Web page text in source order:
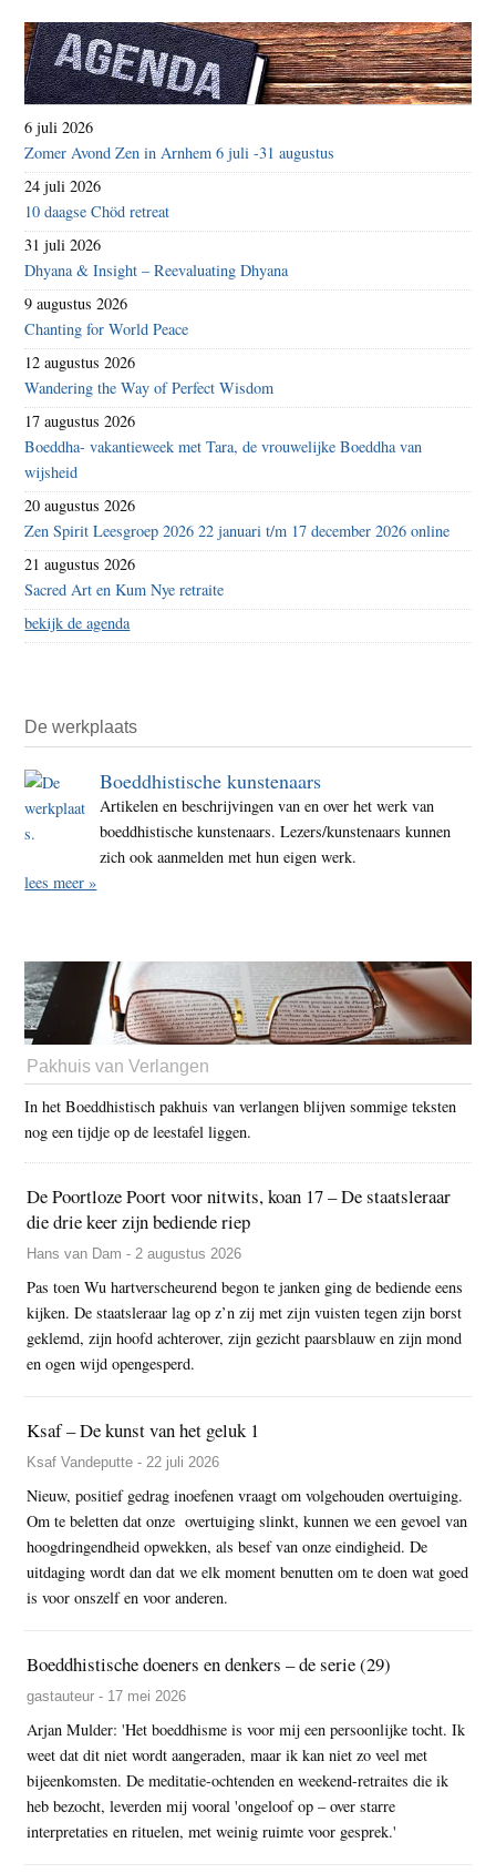
6 juli 2026
Zomer Avond Zen in Arnhem 6 juli -31 augustus
24 juli 2026
10 daagse Chöd retreat
31 juli 2026
Dhyana & Insight – Reevaluating Dhyana
9 augustus 2026
Chanting for World Peace
12 augustus 2026
Wandering the Way of Perfect Wisdom
17 augustus 2026
Boeddha- vakantieweek met Tara, de vrouwelijke Boeddha van
wijsheid
20 augustus 2026
Zen Spirit Leesgroep 2026 22 januari t/m 17 december 2026 online
21 augustus 2026
Sacred Art en Kum Nye retraite
bekijk de agenda
De werkplaats
Boeddhistische kunstenaars
Artikelen en beschrijvingen van en over het werk van
boeddhistische kunstenaars. Lezers/kunstenaars kunnen
zich ook aanmelden met hun eigen werk.
lees meer »
Pakhuis van Verlangen
In het Boeddhistisch pakhuis van verlangen blijven sommige teksten
nog een tijdje op de leestafel liggen.
De Poortloze Poort voor nitwits, koan 17 – De staatsleraar
die drie keer zijn bediende riep
Hans van Dam - 2 augustus 2026
Pas toen Wu hartverscheurend begon te janken ging de bediende eens
kijken. De staatsleraar lag op z’n zij met zijn vuisten tegen zijn borst
geklemd, zijn hoofd achterover, zijn gezicht paarsblauw en zijn mond
en ogen wijd opengesperd.
Ksaf – De kunst van het geluk 1
Ksaf Vandeputte - 22 juli 2026
Nieuw, positief gedrag inoefenen vraagt om volgehouden overtuiging.
Om te beletten dat onze overtuiging slinkt, kunnen we een gevoel van
hoogdringendheid opwekken, als besef van onze eindigheid. De
uitdaging wordt dan dat we elk moment benutten om te doen wat goed
is voor onszelf en voor anderen.
Boeddhistische doeners en denkers – de serie (29)
gastauteur - 17 mei 2026
Arjan Mulder: 'Het boeddhisme is voor mij een persoonlijke tocht. Ik
weet dat dit niet wordt aangeraden, maar ik kan niet zo veel met
bijeenkomsten. De meditatie-ochtenden en weekend-retraites die ik
heb bezocht, leverden mij vooral 'ongeloof op – over starre
interpretaties en rituelen, met weinig ruimte voor gesprek.'